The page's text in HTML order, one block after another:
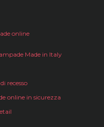
online
Made in Italy
recesso
online in sicurezza